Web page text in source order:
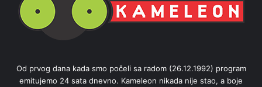
Od prvog dana kada smo počeli sa radom (26.12.1992) program
emitujemo 24 sata dnevno. Kameleon nikada nije stao, a boje